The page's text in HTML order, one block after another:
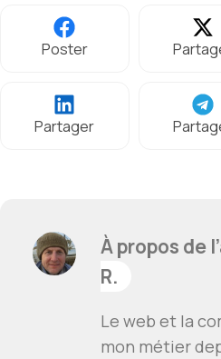
Poster
Partager
À propos de
R.
Le web et la
mon métier